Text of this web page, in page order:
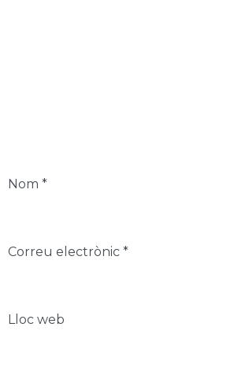
Nom *
Correu electrònic *
Lloc web